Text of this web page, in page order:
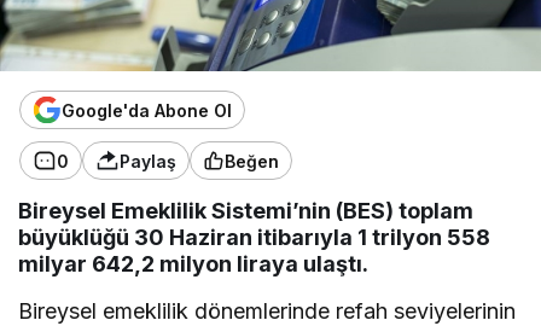
Google'da Abone Ol
0 Paylaş Beğen
Bireysel Emeklilik Sistemi’nin (BES) toplam
büyüklüğü 30 Haziran itibarıyla 1 trilyon 558
milyar 642,2 milyon liraya ulaştı.
Bireysel emeklilik dönemlerinde refah seviyelerinin